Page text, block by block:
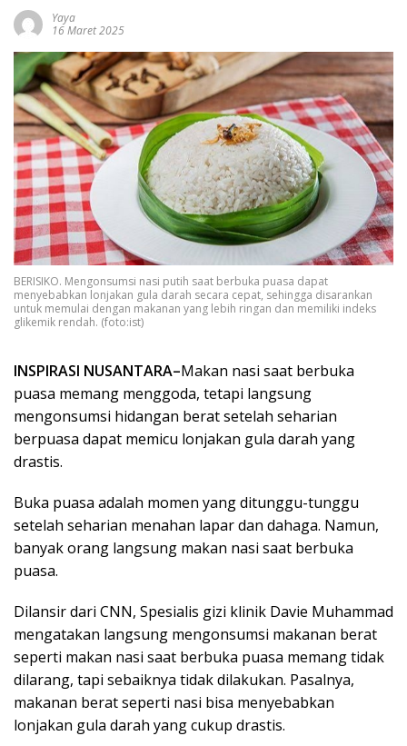
Yaya
16 Maret 2025
BERISIKO. Mengonsumsi nasi putih saat berbuka puasa dapat
menyebabkan lonjakan gula darah secara cepat, sehingga disarankan
untuk memulai dengan makanan yang lebih ringan dan memiliki indeks
glikemik rendah. (foto:ist)
INSPIRASI NUSANTARA–Makan nasi saat berbuka
puasa memang menggoda, tetapi langsung
mengonsumsi hidangan berat setelah seharian
berpuasa dapat memicu lonjakan gula darah yang
drastis.
Buka puasa adalah momen yang ditunggu-tunggu
setelah seharian menahan lapar dan dahaga. Namun,
banyak orang langsung makan nasi saat berbuka
puasa.
Dilansir dari CNN, Spesialis gizi klinik Davie Muhammad
mengatakan langsung mengonsumsi makanan berat
seperti makan nasi saat berbuka puasa memang tidak
dilarang, tapi sebaiknya tidak dilakukan. Pasalnya,
makanan berat seperti nasi bisa menyebabkan
lonjakan gula darah yang cukup drastis.